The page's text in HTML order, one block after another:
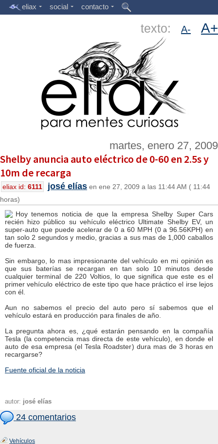
eliax social contacto
texto: A- A+
martes, enero 27, 2009
Shelby anuncia auto eléctrico de 0-60 en 2.5s y
10m de recarga
eliax id: 6111 josé elías en ene 27, 2009 a las 11:44 AM ( 11:44
horas)
Hoy tenemos noticia de que la empresa Shelby Super Cars
recién hizo público su vehículo eléctrico Ultimate Shelby EV, un
super-auto que puede acelerar de 0 a 60 MPH (0 a 96.56KPH) en
tan solo 2 segundos y medio, gracias a sus mas de 1,000 caballos
de fuerza.
Sin embargo, lo mas impresionante del vehículo en mi opinión es
que sus baterías se recargan en tan solo 10 minutos desde
cualquier terminal de 220 Voltios, lo que significa que este es el
primer vehículo eléctrico de este tipo que hace práctico el irse lejos
con él.
Aun no sabemos el precio del auto pero sí sabemos que el
vehículo estará en producción para finales de año.
La pregunta ahora es, ¿qué estarán pensando en la compañía
Tesla (la competencia mas directa de este vehículo), en donde el
auto de esa empresa (el Tesla Roadster) dura mas de 3 horas en
recargarse?
Fuente oficial de la noticia
autor: josé elías
24 comentarios
Vehículos